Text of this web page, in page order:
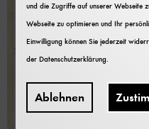
und die Zugriffe auf unserer Webseite
Webseite zu optimieren und Ihr
Einwilligung können Sie jederzeit
derDatenschutzerklärung.
Ablehnen